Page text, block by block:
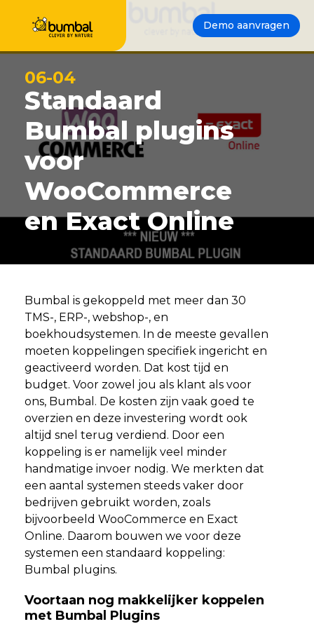
Demo aanvragen
06-04
Standaard
Bumbal plugins
voor
WooCommerce
en Exact Online
Bumbal is gekoppeld met meer dan 30
TMS-, ERP-, webshop-, en
boekhoudsystemen. In de meeste gevallen
moeten koppelingen specifiek ingericht en
geactiveerd worden. Dat kost tijd en
budget. Voor zowel jou als klant als voor
ons, Bumbal. De kosten zijn vaak goed te
overzien en deze investering wordt ook
altijd snel terug verdiend. Door een
koppeling is er namelijk veel minder
handmatige invoer nodig. We merkten dat
een aantal systemen steeds vaker door
bedrijven gebruikt worden, zoals
bijvoorbeeld WooCommerce en Exact
Online. Daarom bouwen we voor deze
systemen een standaard koppeling:
Bumbal plugins.
Voortaan nog makkelijker koppelen
met Bumbal Plugins